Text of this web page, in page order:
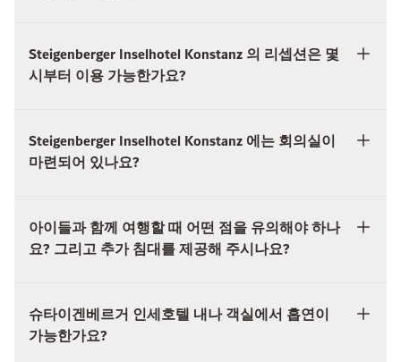
Steigenberger Inselhotel Konstanz 에는 회의실이
마련되어 있나요?
아이들과 함께 여행할 때 어떤 점을 유의해야 하나
요? 그리고 추가 침대를 제공해 주시나요?
슈타이겐베르거 인세호텔 내나 객실에서 흡연이
가능한가요?
슈타이겐베르거 인젤호텔 상품권을 구매할 수 있
나요? 그리고 어떻게 사용할 수 있나요?